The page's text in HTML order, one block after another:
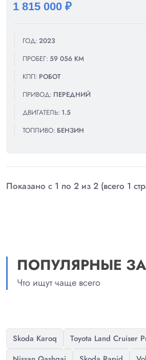
1 815 000 ₽
ГОД: 2023
ПРОБЕГ: 59 056 КМ
КПП: РОБОТ
ПРИВОД: ПЕРЕДНИЙ
ДВИГАТЕЛЬ: 1.5
ТОПЛИВО: БЕНЗИН
Показано с 1 по 2 из 2 (всего 1
ПОПУЛЯРНЫЕ
Что ищут чаще всего
Skoda Karoq
Toyota Land Cruiser